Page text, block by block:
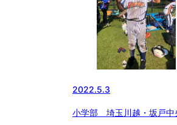
2022.5.3
小学部 埼玉川越・坂戸中